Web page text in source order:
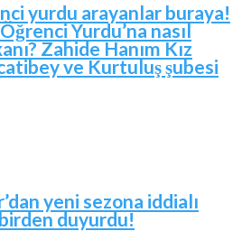
yurdu arayanlar buraya!
Yurdu’na nasıl
Zahide Hanım Kız
ve Kurtuluş şubesi
yeni sezona iddialı
duyurdu!